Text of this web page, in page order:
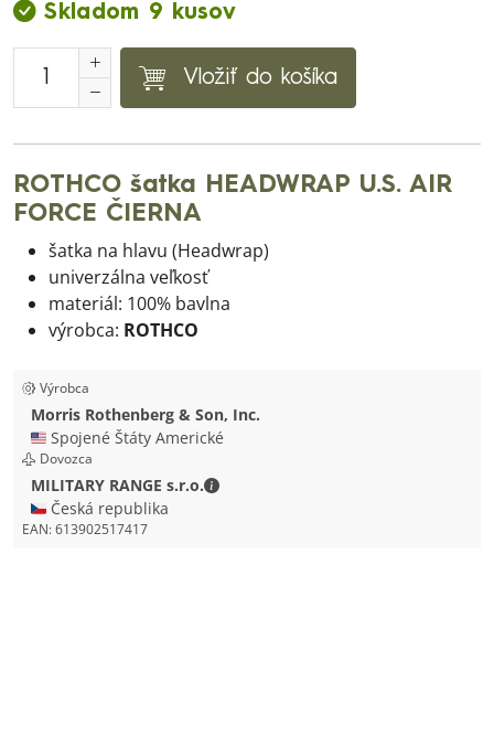
Skladom 9 kusov
Vložiť do košíka
ROTHCO šatka HEADWRAP U.S. AIR
FORCE ČIERNA
šatka na hlavu (Headwrap)
univerzálna veľkosť
materiál: 100% bavlna
výrobca: ROTHCO
Výrobca
Morris Rothenberg & Son, Inc.
🇺🇸 Spojené Štáty Americké
Dovozca
MILITARY RANGE s.r.o.
MILITARY RANGE s.r.o. - Kontaktné
🇨🇿 Česká republika
EAN:613902517417